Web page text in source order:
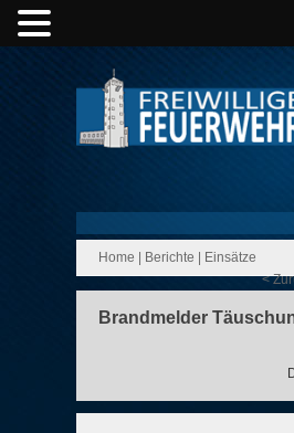
Home Berichte
Einsätze
<
Brandmelder